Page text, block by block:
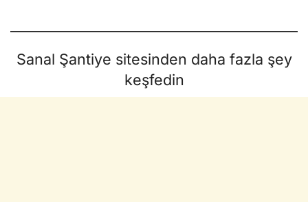
Sanal Şantiye sitesinden daha fazla şey
keşfedin